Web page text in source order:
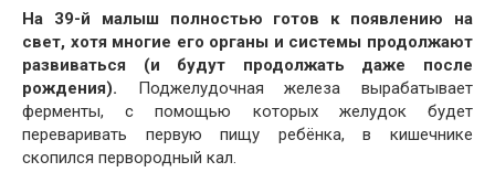
На 39-й малыш полностью готов к появлению на
свет, хотя многие его органы и системы продолжают
развиваться (и будут продолжать даже после
рождения). Поджелудочная железа вырабатывает
ферменты, с помощью которых желудок будет
переваривать первую пищу ребёнка, в кишечнике
скопился первородный кал.